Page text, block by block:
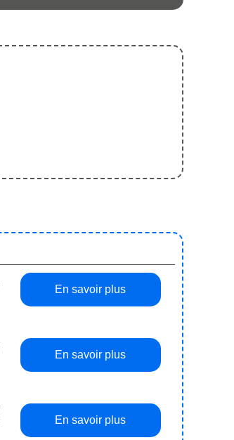
En savoir plus
En savoir plus
En savoir plus